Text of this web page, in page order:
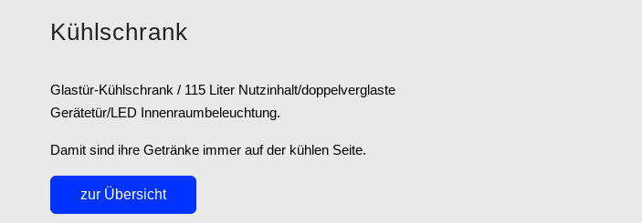
Kühlschrank
Glastür-Kühlschrank / 115 Liter Nutzinhalt/doppelverglaste
Gerätetür/LED Innenraumbeleuchtung.
Damit sind ihre Getränke immer auf der kühlen Seite.
zur Übersicht